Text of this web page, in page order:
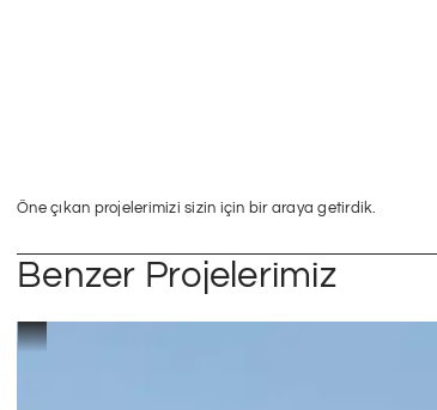
Öne çıkan projelerimizi sizin için bir araya getirdik.
Benzer Projelerimiz